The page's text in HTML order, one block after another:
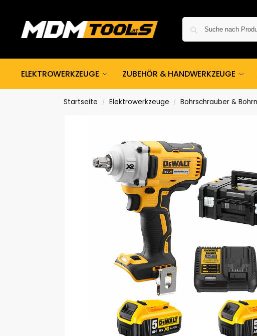
ELEKTROWERKZEUGE ZUBEHÖR & HANDWERKZEUGE
Startseite / Elektrowerkzeuge / Bohrschrauber &